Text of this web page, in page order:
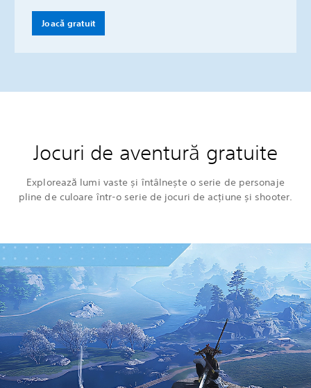
Joacă gratuit
Jocuri de aventură gratuite
Explorează lumi vaste și întâlnește o serie de personaje
pline de culoare într-o serie de jocuri de acțiune și shooter.